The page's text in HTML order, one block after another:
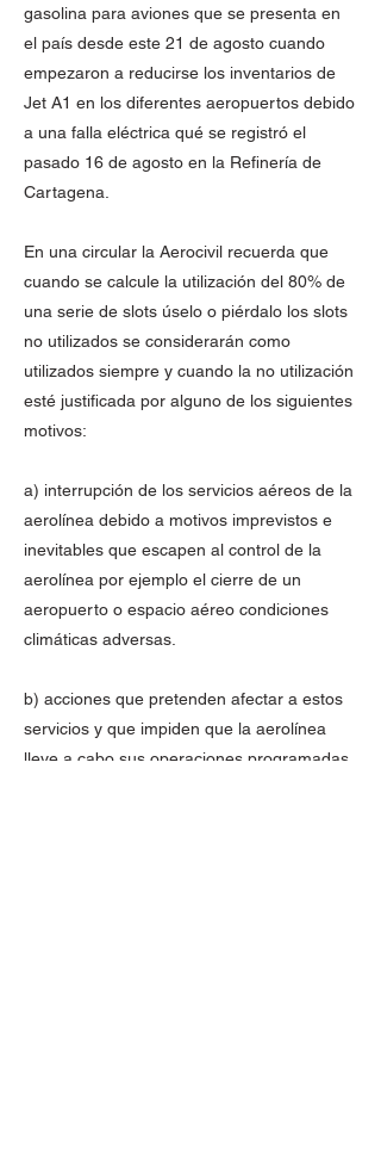
gasolina para aviones que se presenta en
el país desde este 21 de agosto cuando
empezaron a reducirse los inventarios de
Jet A1 en los diferentes aeropuertos debido
a una falla eléctrica qué se registró el
pasado 16 de agosto en la Refinería de
Cartagena.
En una circular la Aerocivil recuerda que
cuando se calcule la utilización del 80% de
una serie de slots úselo o piérdalo los slots
no utilizados se considerarán como
utilizados siempre y cuando la no utilización
esté justificada por alguno de los siguientes
motivos:
a) interrupción de los servicios aéreos de la
aerolínea debido a motivos imprevistos e
inevitables que escapen al control de la
aerolínea por ejemplo el cierre de un
aeropuerto o espacio aéreo condiciones
climáticas adversas.
b) acciones que pretenden afectar a estos
servicios y que impiden que la aerolínea
lleve a cabo sus operaciones programadas